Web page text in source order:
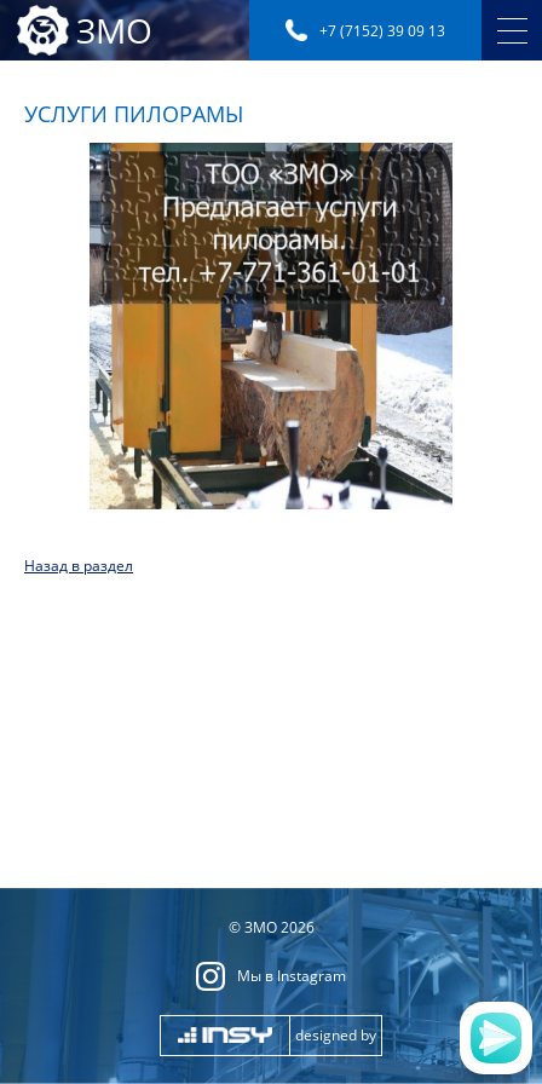
ЗМО +7 (7152) 39 09 13
УСЛУГИ ПИЛОРАМЫ
Назад в раздел
© ЗМО 2026
Мы в Instagram
designed by